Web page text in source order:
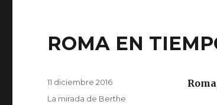
ROMA EN
Publicado
11 diciembre 2016
Categorías
La mirada de Berthe